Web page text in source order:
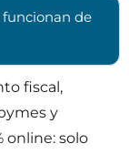
funcionan de
fiscal,
y
online: solo